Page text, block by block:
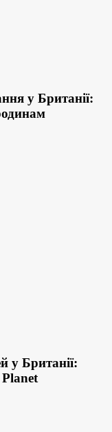
у Британії:
у Британії: